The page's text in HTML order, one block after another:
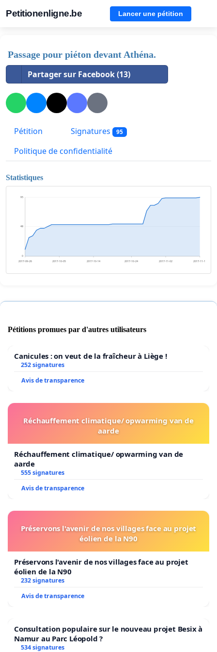
Petitionenligne.be Lancer une pétition
Passage pour piéton devant Athéna.
Partager sur Facebook (13)
Pétition Signatures 95
Politique de confidentialité
Statistiques
0
48
95
2017-09-26 2017-10-05 2017-10-14 2017-10-24 2017-11-02 2017-11-11
Pétitions promues par d'autres utilisateurs
Canicules : on veut de la fraîcheur à Liège !
252 signatures
Avis de transparence
Réchauffement climatique/ opwarming van de
aarde
Réchauffement climatique/ opwarming van de
aarde
555 signatures
Avis de transparence
Préservons l'avenir de nos villages face au projet
éolien de la N90
Préservons l'avenir de nos villages face au projet
éolien de la N90
232 signatures
Avis de transparence
Consultation populaire sur le nouveau projet Besix à
Namur au Parc Léopold ?
534 signatures